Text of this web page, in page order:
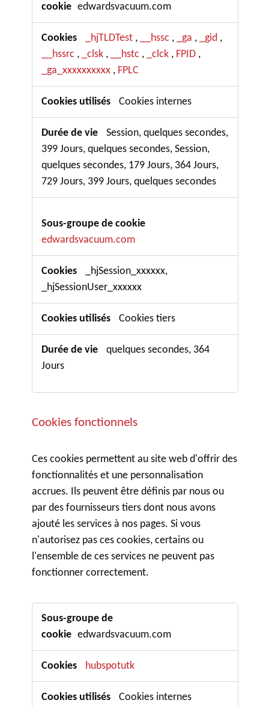
edwardsvacuum.com
_hjTLDTest , __hssc , _ga , _gid ,
__hssrc , _clsk , __hstc , _clck , FPID ,
_ga_xxxxxxxxxx , FPLC
Cookies internes
Session, quelques secondes,
399 Jours, quelques secondes, Session,
quelques secondes, 179 Jours, 364 Jours,
729 Jours, 399 Jours, quelques secondes
edwardsvacuum.com
_hjSession_xxxxxx,
_hjSessionUser_xxxxxx
Cookies tiers
quelques secondes, 364
Jours
Cookies fonctionnels
Ces cookies permettent au site web d'offrir des
fonctionnalités et une personnalisation
accrues. Ils peuvent être définis par nous ou
par des fournisseurs tiers dont nous avons
ajouté les services à nos pages. Si vous
n'autorisez pas ces cookies, certains ou
l'ensemble de ces services ne peuvent pas
fonctionner correctement.
fonctionnels
edwardsvacuum.com
hubspotutk
Cookies internes